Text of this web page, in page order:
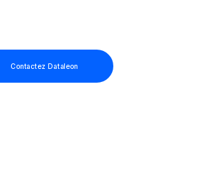
Contactez Dataleon